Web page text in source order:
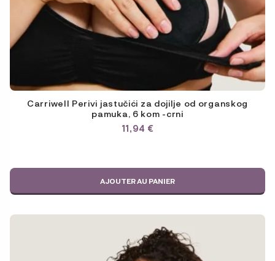
Carriwell Perivi jastučići za dojilje od organskog
pamuka, 6 kom -crni
11,94 €
AJOUTER AU PANIER
Ce